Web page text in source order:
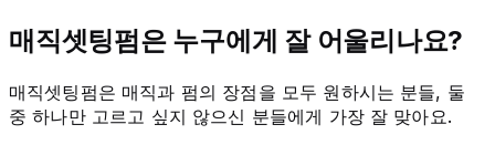
매직셋팅펌은 누구에게 잘 어울리나요?
매직셋팅펌은 매직과 펌의 장점을 모두 원하시는 분들, 둘
중 하나만 고르고 싶지 않으신 분들에게 가장 잘 맞아요.